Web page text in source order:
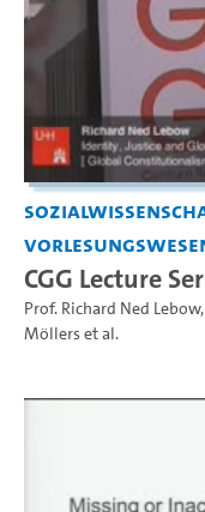
CGG Lecture
Prof. Richard Ned Lebow,
Möllerset al.